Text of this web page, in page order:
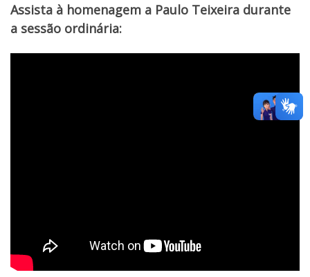
Assista à homenagem a Paulo Teixeira durante
a sessão ordinária: